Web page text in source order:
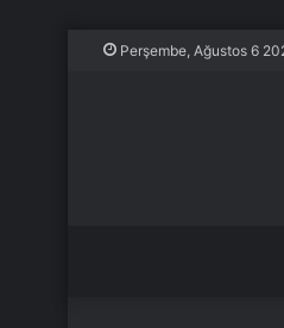
Perşembe, Ağustos 6